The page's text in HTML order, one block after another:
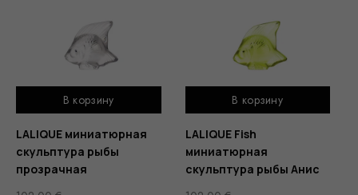
В корзину
LALIQUE миниатюрная
скульптура рыбы
прозрачная
В корзину
LALIQUE Fish
миниатюрная
скульптура рыбы Анис